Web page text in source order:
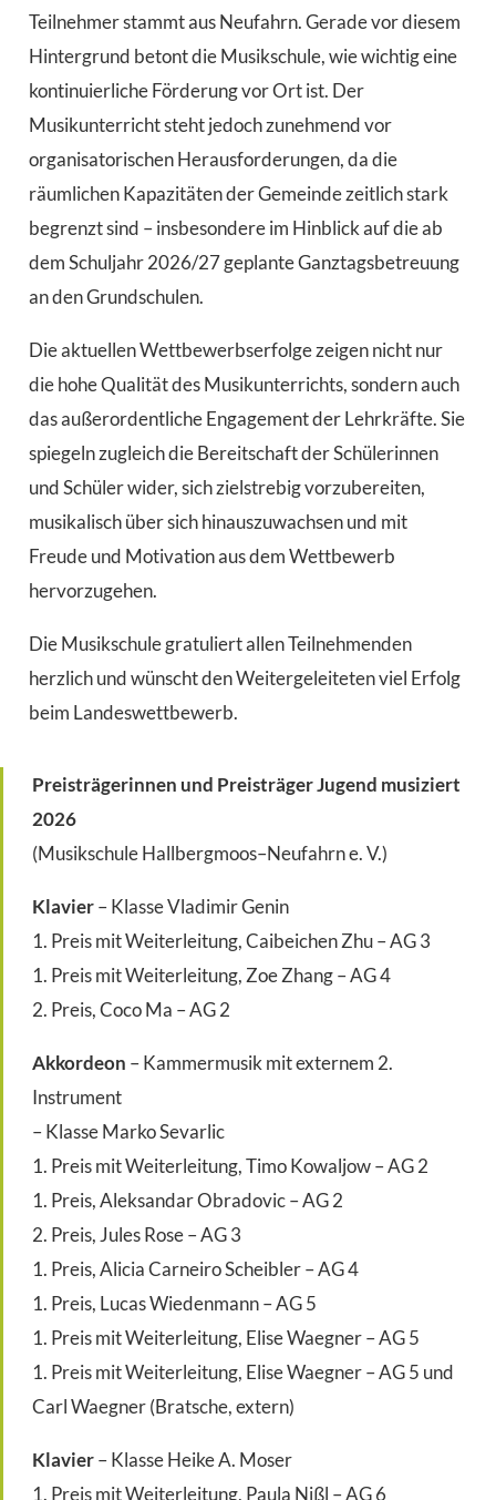
Teilnehmer stammt aus Neufahrn. Gerade vor diesem
Hintergrund betont die Musikschule, wie wichtig eine
kontinuierliche Förderung vor Ort ist. Der
Musikunterricht steht jedoch zunehmend vor
organisatorischen Herausforderungen, da die
räumlichen Kapazitäten der Gemeinde zeitlich stark
begrenzt sind – insbesondere im Hinblick auf die ab
dem Schuljahr 2026/27 geplante Ganztagsbetreuung
an den Grundschulen.
Die aktuellen Wettbewerbserfolge zeigen nicht nur
die hohe Qualität des Musikunterrichts, sondern auch
das außerordentliche Engagement der Lehrkräfte. Sie
spiegeln zugleich die Bereitschaft der Schülerinnen
und Schüler wider, sich zielstrebig vorzubereiten,
musikalisch über sich hinauszuwachsen und mit
Freude und Motivation aus dem Wettbewerb
hervorzugehen.
Die Musikschule gratuliert allen Teilnehmenden
herzlich und wünscht den Weitergeleiteten viel Erfolg
beim Landeswettbewerb.
Preisträgerinnen und Preisträger Jugend musiziert
2026
(Musikschule Hallbergmoos–Neufahrn e. V.)
Klavier– Klasse Vladimir Genin
1. Preis mit Weiterleitung, Caibeichen Zhu – AG 3
1. Preis mit Weiterleitung, Zoe Zhang – AG 4
2. Preis, Coco Ma – AG 2
Akkordeon – Kammermusik mit externem 2.
Instrument
– Klasse Marko Sevarlic
1. Preis mit Weiterleitung, Timo Kowaljow – AG 2
1. Preis, Aleksandar Obradovic – AG 2
2. Preis, Jules Rose – AG 3
1. Preis, Alicia Carneiro Scheibler – AG 4
1. Preis, Lucas Wiedenmann – AG 5
1. Preis mit Weiterleitung, Elise Waegner – AG 5
1. Preis mit Weiterleitung, Elise Waegner – AG 5 und
Carl Waegner (Bratsche, extern)
Klavier– Klasse Heike A. Moser
1. Preis mit Weiterleitung, Paula Nißl – AG 6